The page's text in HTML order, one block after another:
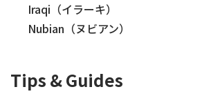
Iraqi（イラーキ）
Nubian（ヌビアン）
Tips & Guides